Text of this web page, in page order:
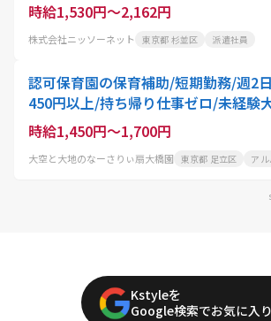
時給1,530円～2,162円
株式会社ニッソーネット 東京都 杉並区 派遣社員
認可保育園の保育補助/短期勤務/週2
450円以上/持ち帰り仕事ゼロ/未経験
時給1,450円～1,700円
大空と大地のなーさりぃ扇大橋園 東京都 足立区 ア
Kstyleを
Google検索でお気に入